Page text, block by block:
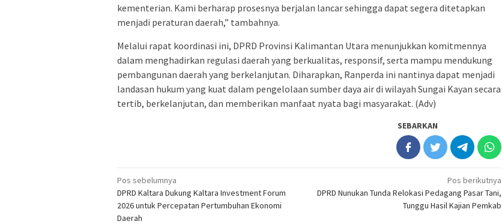
kementerian. Kami berharap prosesnya berjalan lancar sehingga dapat segera ditetapkan
menjadi peraturan daerah,” tambahnya.
Melalui rapat koordinasi ini, DPRD Provinsi Kalimantan Utara menunjukkan komitmennya
dalam menghadirkan regulasi daerah yang berkualitas, responsif, serta mampu mendukung
pembangunan daerah yang berkelanjutan. Diharapkan, Ranperda ini nantinya dapat menjadi
landasan hukum yang kuat dalam pengelolaan sumber daya air di wilayah Sungai Kayan secara
tertib, berkelanjutan, dan memberikan manfaat nyata bagi masyarakat. (Adv)
SEBARKAN
Navigasi
pos
Pos sebelumnya
DPRD Kaltara Dukung Kaltara Investment Forum
2026 untuk Percepatan Pertumbuhan Ekonomi
Daerah
Pos berikutnya
DPRD Nunukan Tunda Relokasi Pedagang Pasar Tani,
Tunggu Hasil Kajian Pemkab